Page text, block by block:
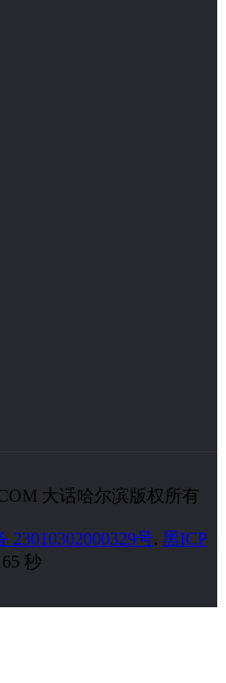
大话哈尔滨版权所有
23010302000329号. 黑ICP
秒